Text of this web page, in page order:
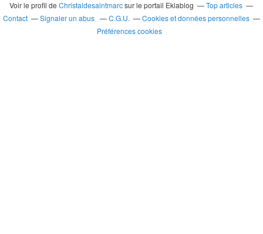
Voir le profil deChristaldesaintmarcsur le portail Eklablog
Top articles
Contact
Signaler un abus C.G.U.
Cookies et données personnelles
Préférences cookies